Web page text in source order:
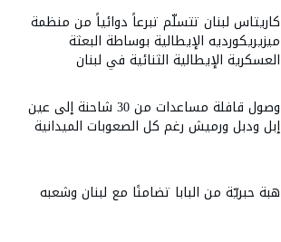
كاريتاس لبنان تتسلّم تبرعاً دوائياً من منظمة
ميزيريكورديه الإيطالية بوساطة البعثة
العسكرية الإيطالية الثنائية في لبنان
وصول قافلة مساعدات من 30 شاحنة إلى عين
إبل ودبل ورميش رغم كل الصعوبات الميدانية
هبة حبريّة من البابا تضامنًا مع لبنان وشعبه